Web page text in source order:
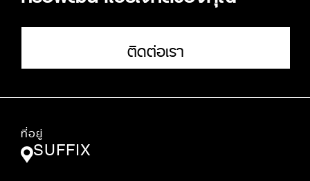
ติดต่อเรา
ที่อยู่
SUFFIX